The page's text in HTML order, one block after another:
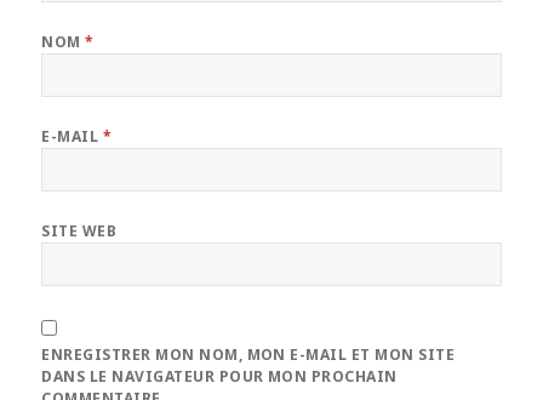
NOM*
E-MAIL *
SITE WEB
ENREGISTRER MON NOM, MON E-MAIL ET MON SITE
DANS LE NAVIGATEUR POUR MON PROCHAIN